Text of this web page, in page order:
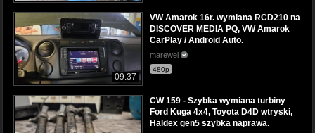
09:37
VW Amarok 16r. wymiana RCD210 na
DISCOVER MEDIA PQ, VW Amarok
CarPlay / Android Auto.
marewel
480p
CW 159 - Szybka wymiana turbiny
Ford Kuga 4x4, Toyota D4D wtryski,
Haldex gen5 szybka naprawa.